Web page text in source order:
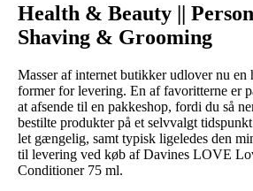
Health & Beauty ||
Shaving & Grooming
Masser af internet butikker udlover nu en
former for levering. En af favoritterne er
at afsende til en pakkeshop, fordi du så
bestilte produkter på et selvvalgt
let gængelig, samt typisk ligeledes den
til levering ved køb af Davines LOVE
Conditioner 75 ml.